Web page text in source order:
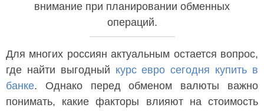
внимание при планировании обменных
операций.
Для многих россиян актуальным остается вопрос,
где найти выгодный курс евро сегодня купить в
банке. Однако перед обменом валюты важно
понимать, какие факторы влияют на стоимость